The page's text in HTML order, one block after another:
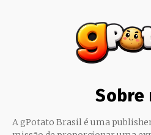
Sobre
A gPotato Brasil é uma